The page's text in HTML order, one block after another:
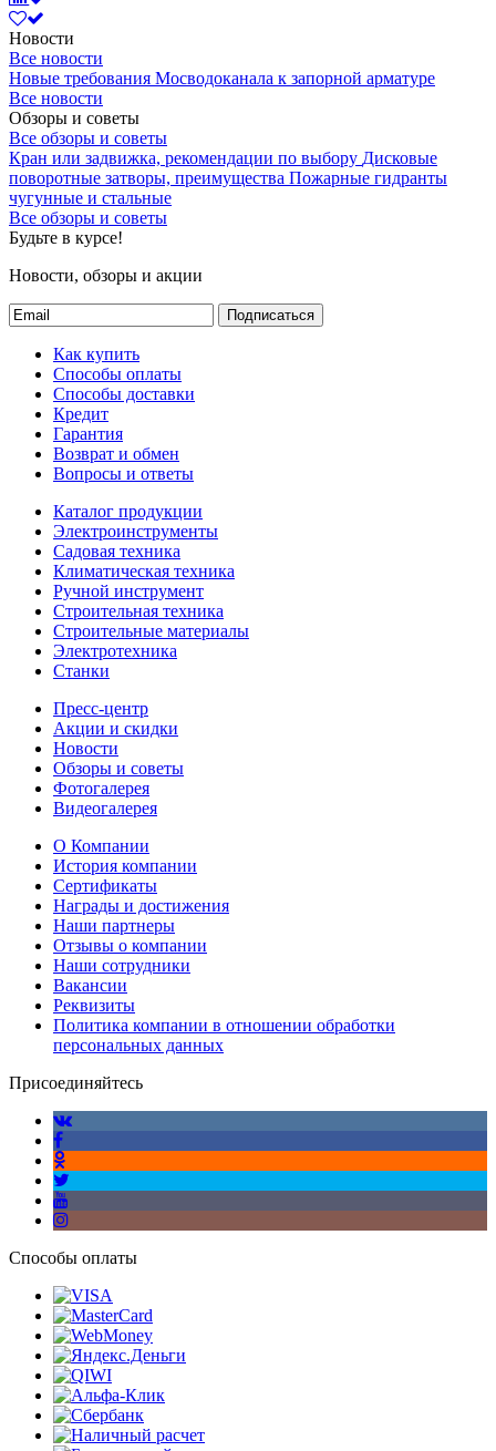
Новости
Все новости
Новые требования Мосводоканала к запорной арматуре
Все новости
Обзоры и советы
Все обзоры и советы
Кран или задвижка, рекомендации по выбору Дисковые
поворотные затворы, преимущества Пожарные гидранты
чугунные и стальные
Все обзоры и советы
Будьте в курсе!
Новости, обзоры и акции
Подписаться
Как купить
Способы оплаты
Способы доставки
Кредит
Гарантия
Возврат и обмен
Вопросы и ответы
Каталог продукции
Электроинструменты
Садовая техника
Климатическая техника
Ручной инструмент
Строительная техника
Строительные материалы
Электротехника
Станки
Пресс-центр
Акции и скидки
Новости
Обзоры и советы
Фотогалерея
Видеогалерея
О Компании
История компании
Сертификаты
Награды и достижения
Наши партнеры
Отзывы о компании
Наши сотрудники
Вакансии
Реквизиты
Политика компании в отношении обработки
персональных данных
Присоединяйтесь
Способы оплаты